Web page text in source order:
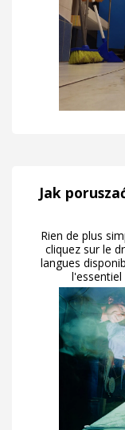
Jak
Rien de plus
cliquez sur le
langues